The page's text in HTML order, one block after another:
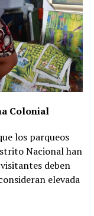
Colonial
los parqueos
Nacional han
deben
elevada